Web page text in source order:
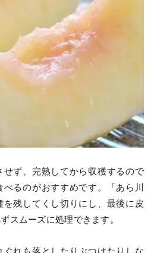
せず、完熟してから収穫するので
るのがおすすめです。「あら川
残してくし切りにし、最後に皮
スムーズに処理できます。